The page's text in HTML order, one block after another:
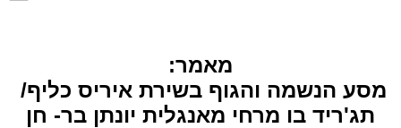
מאמר:
מסע הנשמה והגוף בשירת איריס כליף/
תג'ריד בו מרחי מאנגלית יונתן בר- חן